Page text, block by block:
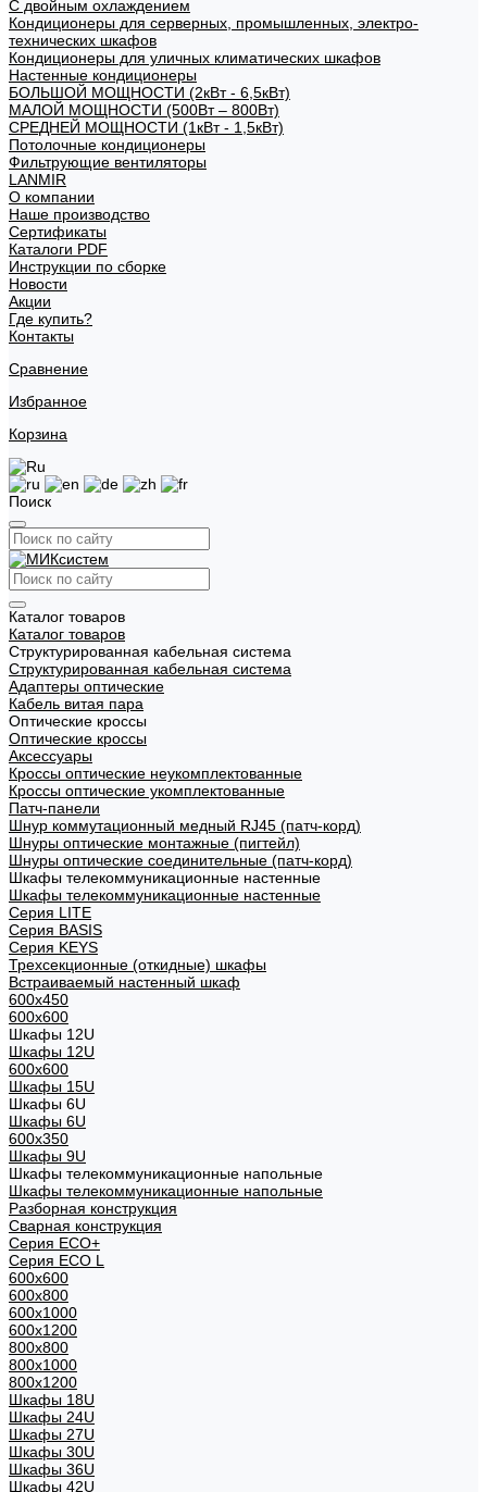
С двойным охлаждением
Кондиционеры для серверных, промышленных, электро-
технических шкафов
Кондиционеры для уличных климатических шкафов
Настенные кондиционеры
БОЛЬШОЙ МОЩНОСТИ (2кВт - 6,5кВт)
МАЛОЙ МОЩНОСТИ (500Вт – 800Вт)
СРЕДНЕЙ МОЩНОСТИ (1кВт - 1,5кВт)
Потолочные кондиционеры
Фильтрующие вентиляторы
LANMIR
О компании
Наше производство
Сертификаты
Каталоги PDF
Инструкции по сборке
Новости
Акции
Где купить?
Контакты
Сравнение
Избранное
Корзина
Поиск
Каталог товаров
Каталог товаров
Структурированная кабельная система
Структурированная кабельная система
Адаптеры оптические
Кабель витая пара
Оптические кроссы
Оптические кроссы
Аксессуары
Кроссы оптические неукомплектованные
Кроссы оптические укомплектованные
Патч-панели
Шнур коммутационный медный RJ45 (патч-корд)
Шнуры оптические монтажные (пигтейл)
Шнуры оптические соединительные (патч-корд)
Шкафы телекоммуникационные настенные
Шкафы телекоммуникационные настенные
Cерия LITE
Cерия BASIS
Cерия KEYS
Трехсекционные (откидные) шкафы
Встраиваемый настенный шкаф
600x450
600x600
Шкафы 12U
Шкафы 12U
600x600
Шкафы 15U
Шкафы 6U
Шкафы 6U
600x350
Шкафы 9U
Шкафы телекоммуникационные напольные
Шкафы телекоммуникационные напольные
Разборная конструкция
Сварная конструкция
Серия ECO+
Серия ECO L
600x600
600x800
600х1000
600х1200
800x800
800х1000
800х1200
Шкафы 18U
Шкафы 24U
Шкафы 27U
Шкафы 30U
Шкафы 36U
Шкафы 42U